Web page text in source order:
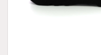
Vêtements